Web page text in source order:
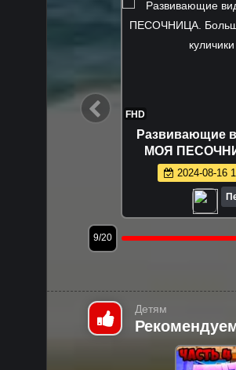
FHD
Развивающие
МОЯ
сборник - Лепим
2024-08-16
12/20
Детям